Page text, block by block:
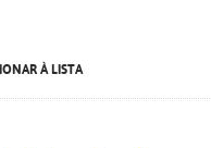
À LISTA